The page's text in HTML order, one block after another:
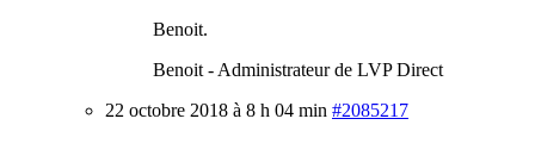
Benoit.
Benoit - Administrateur de LVP Direct
22 octobre 2018 à 8 h 04 min #2085217